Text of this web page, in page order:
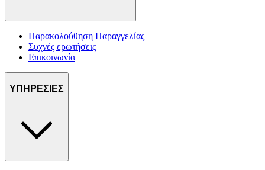
Παρακολούθηση Παραγγελίας
Συχνές ερωτήσεις
Επικοινωνία
ΥΠΗΡΕΣΙΕΣ